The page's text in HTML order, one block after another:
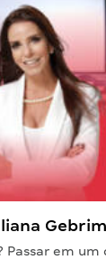
Gebrim
em um